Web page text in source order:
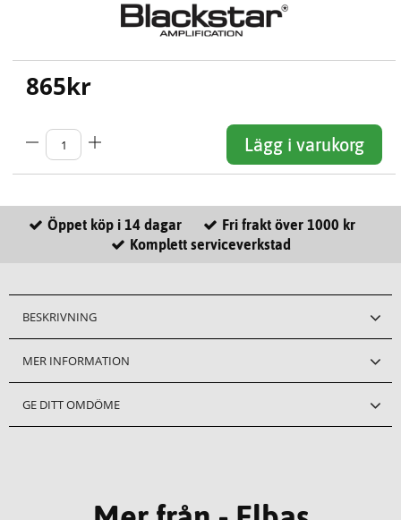
865kr
Lägg i varukorg
Öppet köp i 14 dagar
Fri frakt över 1000 kr
Komplett serviceverkstad
BESKRIVNING
MER INFORMATION
GE DITT OMDÖME